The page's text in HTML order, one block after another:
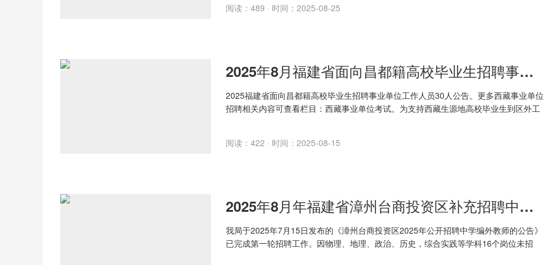
阅读：489 · 时间：2025-08-25
2025年8月福建省面向昌都籍高校毕业生招聘事业单位工作人员30人公告
2025福建省面向昌都籍高校毕业生招聘事业单位工作人员30人公告。更多西藏事业单位
招聘相关内容可查看栏目：西藏事业单位考试。为支持西藏生源地高校毕业生到区外工
阅读：422 · 时间：2025-08-15
2025年8月年福建省漳州台商投资区补充招聘中学编外教师简章
我局于2025年7月15日发布的《漳州台商投资区2025年公开招聘中学编外教师的公告》
已完成第一轮招聘工作。因物理、地理、政治、历史，综合实践等学科16个岗位未招